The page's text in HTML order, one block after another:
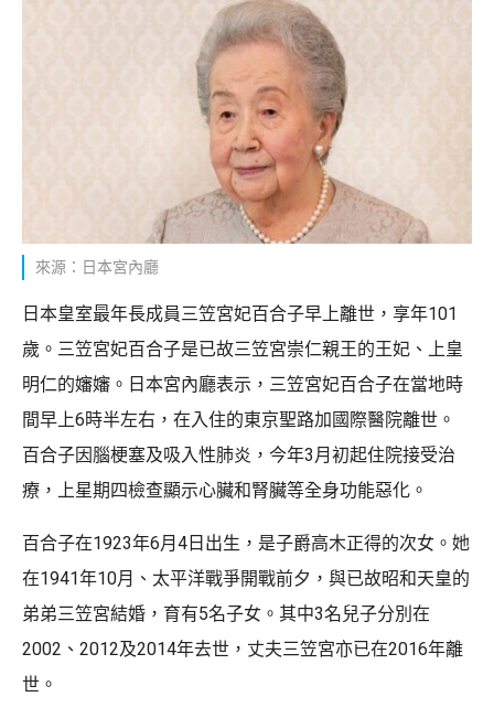
來源：日本宮內廳
日本皇室最年長成員三笠宮妃百合子早上離世，享年101
歲。三笠宮妃百合子是已故三笠宮崇仁親王的王妃、上皇
明仁的嬸嬸。日本宮內廳表示，三笠宮妃百合子在當地時
間早上6時半左右，在入住的東京聖路加國際醫院離世。
百合子因腦梗塞及吸入性肺炎，今年3月初起住院接受治
療，上星期四檢查顯示心臟和腎臟等全身功能惡化。
百合子在1923年6月4日出生，是子爵高木正得的次女。她
在1941年10月、太平洋戰爭開戰前夕，與已故昭和天皇的
弟弟三笠宮結婚，育有5名子女。其中3名兒子分別在
2002、2012及2014年去世，丈夫三笠宮亦已在2016年離
世。